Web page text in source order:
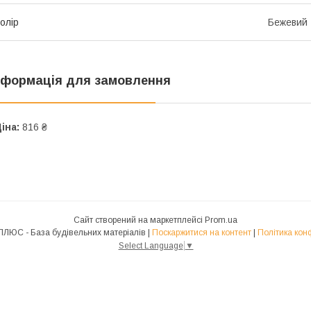
Бежевий
для замовлення
816 ₴
Сайт створений на маркетплейсі Prom.ua
МИРОГРАД ПЛЮС - База будівельних матеріалів | Поскаржитися на контент | Політика
Select Language ▼